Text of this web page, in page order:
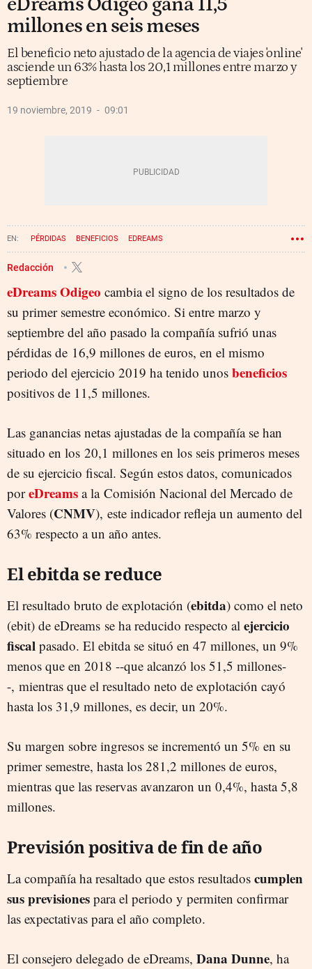
millones en seis meses
El beneficio neto ajustado de la agencia de viajes 'online'
asciende un 63% hasta los 20,1 millones entre marzo y
septiembre
19 noviembre, 2019 09:01
PÉRDIDAS BENEFICIOS EDREAMS
Redacción
eDreams Odigeo cambia el signo de los resultados de
su primer semestre económico. Si entre marzo y
septiembre del año pasado la compañía sufrió unas
pérdidas de 16,9 millones de euros, en el mismo
periodo del ejercicio 2019 ha tenido unos beneficios
positivos de 11,5 millones.
Las ganancias netas ajustadas de la compañía se han
situado en los 20,1 millones en los seis primeros meses
de su ejercicio fiscal. Según estos datos, comunicados
poreDreams a la Comisión Nacional del Mercado de
Valores (CNMV), este indicador refleja un aumento del
63% respecto a un año antes.
El ebitda se reduce
El resultado bruto de explotación (ebitda) como el neto
(ebit) de eDreams se ha reducido respecto al ejercicio
fiscal pasado. El ebitda se situó en 47 millones, un 9%
menos que en 2018 --que alcanzó los 51,5 millones-
-, mientras que el resultado neto de explotación cayó
hasta los 31,9 millones, es decir, un 20%.
Su margen sobre ingresos se incrementó un 5% en su
primer semestre, hasta los 281,2 millones de euros,
mientras que las reservas avanzaron un 0,4%, hasta 5,8
millones.
Previsión positiva de fin de año
La compañía ha resaltado que estos resultados cumplen
sus previsiones para el periodo y permiten confirmar
las expectativas para el año completo.
El consejero delegado de eDreams, Dana Dunne, ha